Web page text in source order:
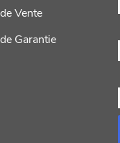
Vente
Garantie